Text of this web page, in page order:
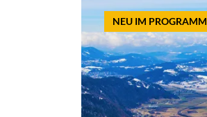
NEU IM PROGRAMM